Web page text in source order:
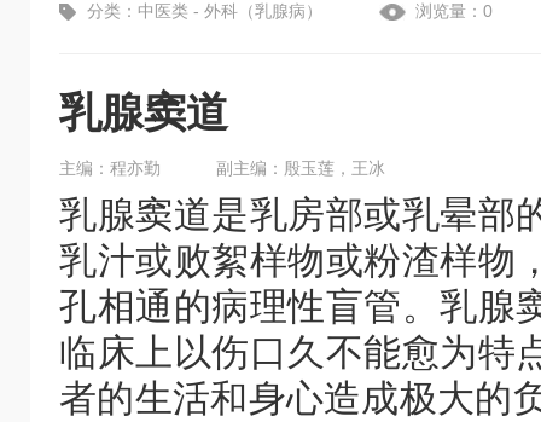
分类：中医类 - 外科（乳腺病） 浏览量：0
乳腺窦道
主编：程亦勤 副主编：殷玉莲，王冰
乳腺窦道是乳房部或乳晕部
乳汁或败絮样物或粉渣样物
孔相通的病理性盲管。乳腺
临床上以伤口久不能愈为特
者的生活和身心造成极大的